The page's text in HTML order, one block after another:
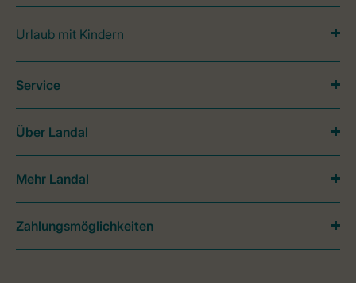
Urlaub mit Kindern
Service
Über Landal
Mehr Landal
Zahlungsmöglichkeiten